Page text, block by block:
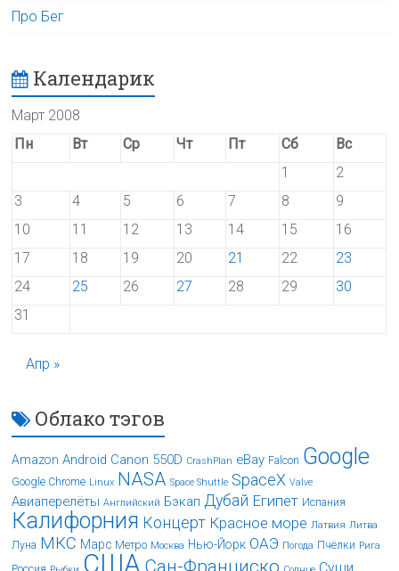
Про Бег
Календарик
Март 2008
Пн
Вт Ср Чт Пт Сб
Вс
1
2
3
4 5 6 7 8
9
10
11 12 13 14 15
16
17
18 19 20 21 22
23
24
25 26 27 28 29
30
31
Апр »
Облако тэгов
Amazon Android Canon 550D CrashPlan eBay Falcon Google
Google Chrome Linux NASA Space Shuttle SpaceX Valve
Авиаперелёты Английский Бэкап Дубай Египет Испания
Калифорния Концерт Красное море Латвия Литва
Луна МКС Марс Метро Москва Нью-Йорк ОАЭ Погода Пчёлки Рига
США Сан-Франциско